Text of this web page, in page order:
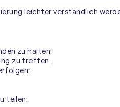
leichter verständlich
zu halten;
zu treffen;
teilen;